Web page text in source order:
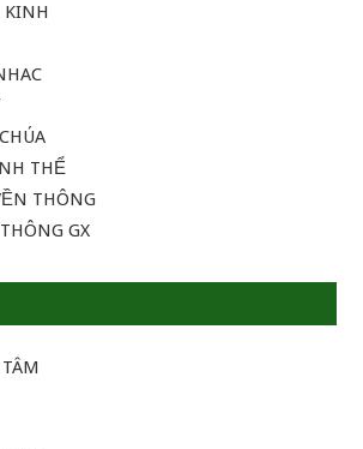
KINH
THỂ
THÔNG
GX